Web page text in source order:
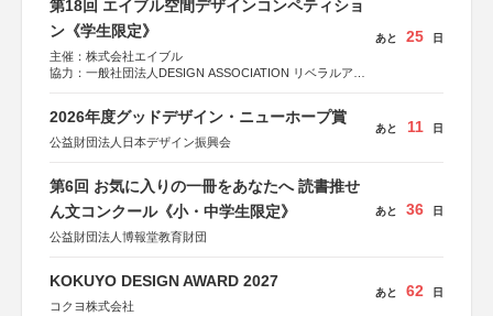
第18回 エイブル空間デザインコンペティショ
ン《学生限定》
主催：株式会社エイブル
協力：一般社団法人DESIGN ASSOCIATION リベラルアー
運営：TOKYO COMPANY株式会社
あと 25 日
2026年度グッドデザイン・ニューホープ賞
公益財団法人日本デザイン振興会
あと 11 日
第6回 お気に入りの一冊をあなたへ 読書推せ
ん文コンクール《小・中学生限定》
公益財団法人博報堂教育財団
あと 36 日
KOKUYO DESIGN AWARD 2027
コクヨ株式会社
あと 62 日